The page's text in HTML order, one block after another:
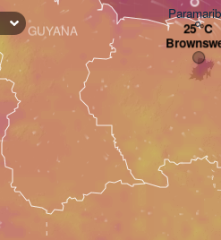
GUYANA